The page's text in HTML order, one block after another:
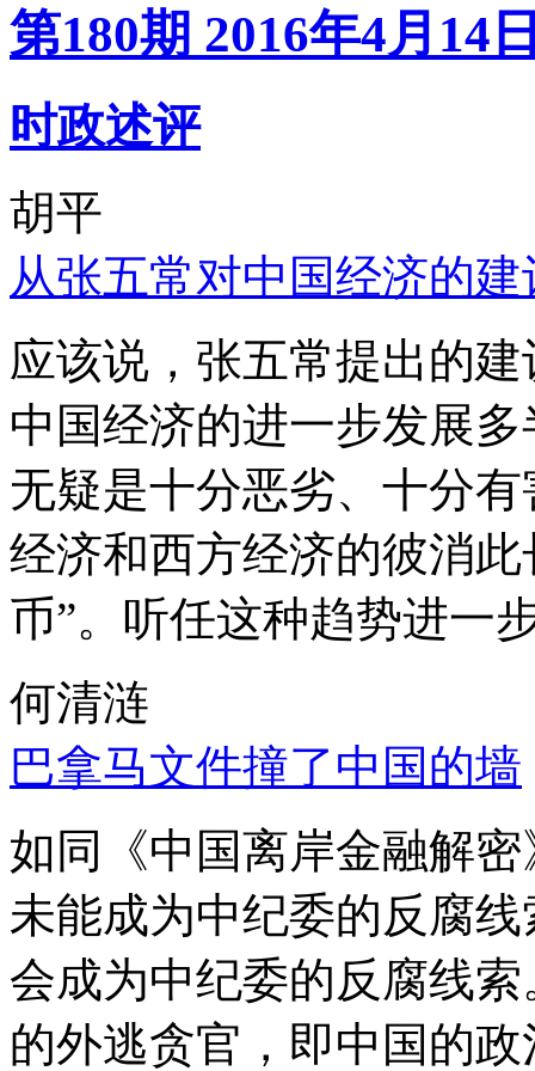
第180期 2016年4月14
时政述评
胡平
从张五常对中国经济的
应该说，张五常提出的
中国经济的进一步发展
无疑是十分恶劣、十分
经济和西方经济的彼消
币”。听任这种趋势进一
何清涟
巴拿马文件撞了中国的墙
如同《中国离岸金融解
未能成为中纪委的反腐
会成为中纪委的反腐线
的外逃贪官，即中国的